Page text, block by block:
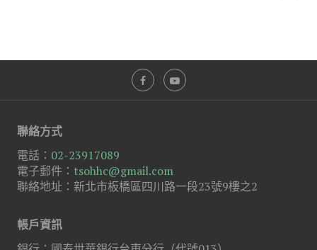
聯絡方式
電話： 02-23917089
電子郵件： tsohhc@gmail.com
聯絡地址：新北市板橋區四川路一段23號9樓之2
帳戶資訊